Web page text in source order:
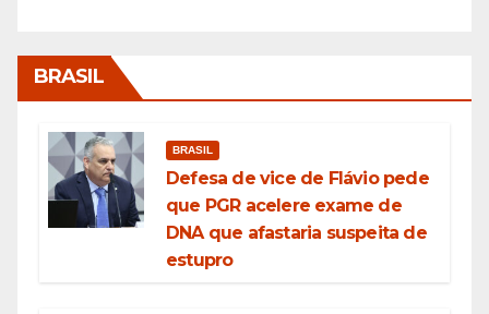
BRASIL
BRASIL
Defesa de vice de Flávio pede
que PGR acelere exame de
DNA que afastaria suspeita de
estupro